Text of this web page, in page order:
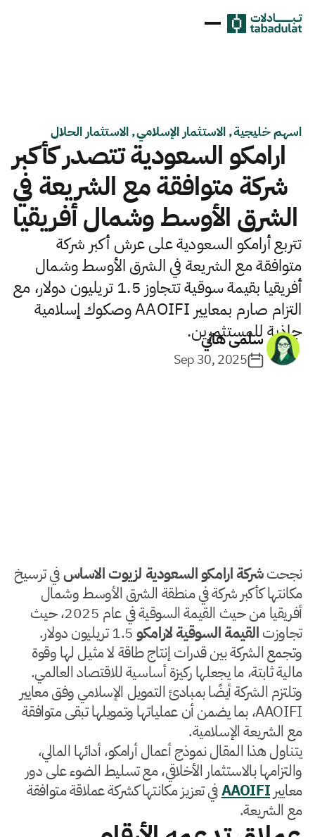
اسهم خليجية, الاستثمار الإسلامي, الاستثمار الحلال
ارامكو السعودية تتصدر كأكبر
شركة متوافقة مع الشريعة في
الشرق الأوسط وشمال أفريقيا
تتربع أرامكو السعودية على عرش أكبر شركة
متوافقة مع الشريعة في الشرق الأوسط وشمال
أفريقيا بقيمة سوقية تتجاوز 1.5 تريليون دولار، مع
التزام صارم بمعايير AAOIFI وصكوك إسلامية
جاذبة للمستثمرين.
سلمى هاني
Sep 30, 2025
نجحتشركة ارامكو السعودية لزيوت الاساسفي ترسيخ
مكانتها كأكبر شركة في منطقة الشرق الأوسط وشمال
أفريقيا من حيث القيمة السوقية في عام 2025، حيث
تجاوزتالقيمة السوقية لارامكو
1.5 تريليون دولار.
وتجمع الشركة بين قدرات إنتاج طاقة لا مثيل لها وقوة
مالية ثابتة، ما يجعلها ركيزة أساسية للاقتصاد العالمي.
وتلتزم الشركة أيضًا بمبادئ التمويل الإسلامي وفق معايير
AAOIFI، بما يضمن أن عملياتها وتمويلها تبقى متوافقة
مع الشريعة الإسلامية.
يتناول هذا المقال نموذج أعمال أرامكو، أدائها المالي،
والتزامها بالاستثمار الأخلاقي، مع تسليط الضوء على دور
معايير AAOIFIفي تعزيز مكانتها كشركة عملاقة متوافقة
مع الشريعة.